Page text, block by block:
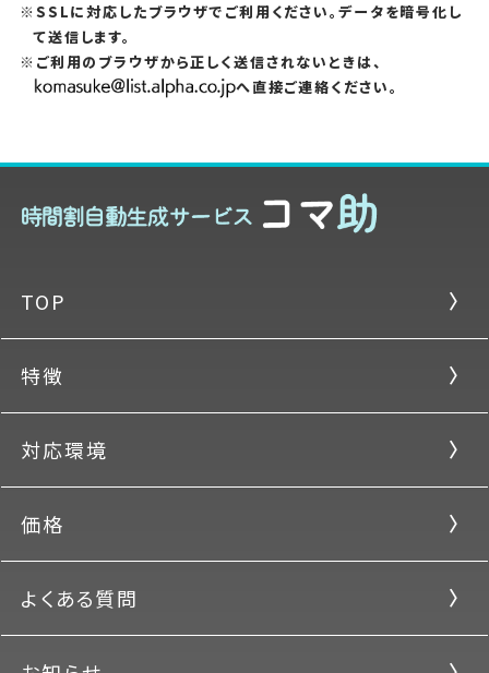
※SSLに対応したブラウザでご利用ください。データを暗号化し
て送信します。
※ご利用のブラウザから正しく送信されないときは、
へ直接ご連絡ください。
TOP
特徴
対応環境
価格
よくある質問